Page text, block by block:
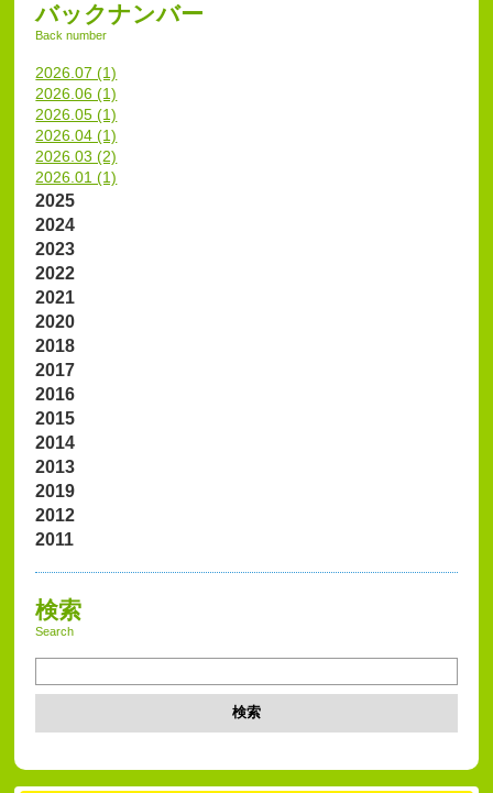
バックナンバー
Back number
2026.07 (1)
2026.06 (1)
2026.05 (1)
2026.04 (1)
2026.03 (2)
2026.01 (1)
2025
2024
2023
2022
2021
2020
2018
2017
2016
2015
2014
2013
2019
2012
2011
検索
Search
検索